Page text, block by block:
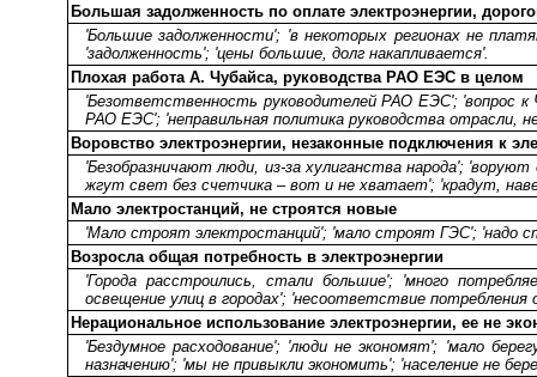
Большая задолженность по оплате электроэнергии,
'Большие задолженности'; 'в некоторых регионах не
'задолженность'; 'цены большие, долг накапливается'.
Плохая работа А. Чубайса, руководства РАО ЕЭС в целом
'Безответственность руководителей РАО ЕЭС'; 'вопрос к
РАО ЕЭС'; 'неправильная политика руководства отрасли,
Воровство электроэнергии, незаконные подключения к
'Безобразничают люди, из-за хулиганства народа';
жгут свет без счетчика – вот и не хватает'; 'крадут,
Мало электростанций, не строятся новые
'Мало строят электростанций'; 'мало строят ГЭС'; 'надо
Возросла общая потребность в электроэнергии
'Города расстроились, стали большие'; 'много
освещение улиц в городах'; 'несоответствие
Нерациональное использование электроэнергии, ее не
'Бездумное расходование'; 'люди не экономят'; 'мало
назначению'; 'мы не привыкли экономить'; 'население не